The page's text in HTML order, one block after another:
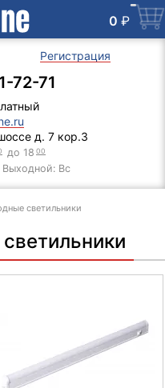
0 ₽
Регистрация
72-71
д. 7 кор.3
до 18 00
Выходной: Вс
светильники